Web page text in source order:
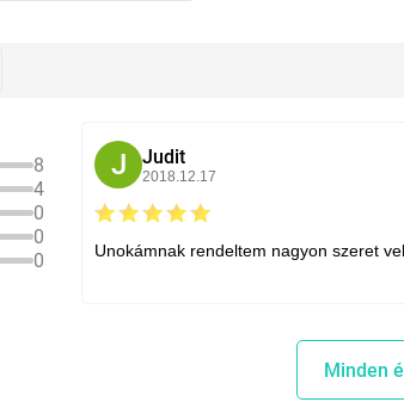
8
4
0
0
0
J Judit
2018.12.17
Unokámnak rendeltem nagyon szeret
Minden